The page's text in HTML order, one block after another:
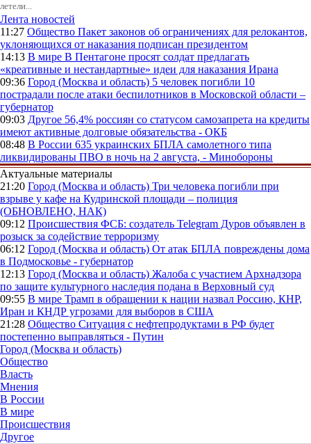
летели...
Лента новостей
11:27 Общество Пакет законов об ограничениях для релокантов,
уклоняющихся от наказания подписан президентом
14:13 В мире В Пентагоне просят солдат предлагать
«креативные и нестандартные» идеи для наказания Ирана
09:36 Город (Москва и область) 5 человек погибли 10
пострадали после атаки беспилотников в Московской области –
губернатор
09:03 Другое 56,4% россиян со статусом самозапрета на кредиты
имеют активные долговые обязательства - ОКБ
08:48 В России 635 украинских БПЛА самолетного типа
ликвидированы ПВО в ночь на 2 августа, - Минобороны
Актуальные материалы
21:20 Город (Москва и область) Три человека погибли при
взрыве у кафе на Кудринской площади – полиция
(ОБНОВЛЕНО, НАК)
09:12 Происшествия ФСБ: создатель Telegram Дуров объявлен в
розыск за содействие терроризму
06:12 Город (Москва и область) От атак БПЛА повреждены дома
в Подмосковье - губернатор
12:13 Город (Москва и область) Жалоба с участием Архнадзора
по защите культурного наследия подана в Верховный суд
09:55 В мире Трамп в обращении к нации назвал Россию, КНР,
Иран и КНДР угрозами для выборов в США
21:28 Общество Ситуация с нефтепродуктами в РФ будет
постепенно выправляться - Путин
Город (Москва и область)
Общество
Власть
Мнения
В России
В мире
Происшествия
Другое